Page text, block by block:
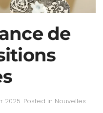
de
2025. Posted in Nouvelles.